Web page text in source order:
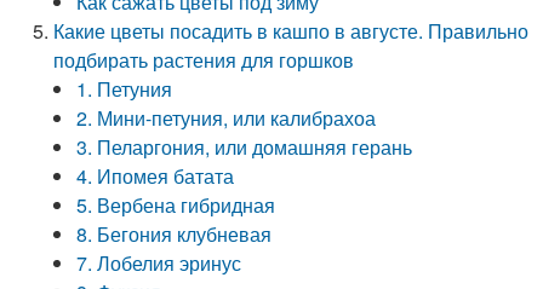
Какие цветы посадить в кашпо в августе. Правильно
подбирать растения для горшков
1. Петуния
2. Мини-петуния, или калибрахоа
3. Пеларгония, или домашняя герань
4. Ипомея батата
5. Вербена гибридная
8. Бегония клубневая
7. Лобелия эринус